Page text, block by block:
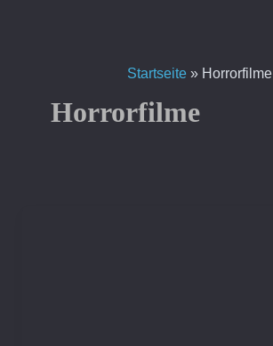
Startseite» Horrorfilme
Horrorfilme